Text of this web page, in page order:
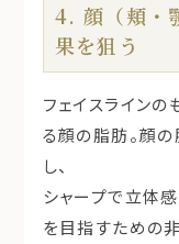
4. 顔（頬・
果を狙う
フェイスライン
る顔の脂肪。顔
し、
シャープで立体
を目指すための